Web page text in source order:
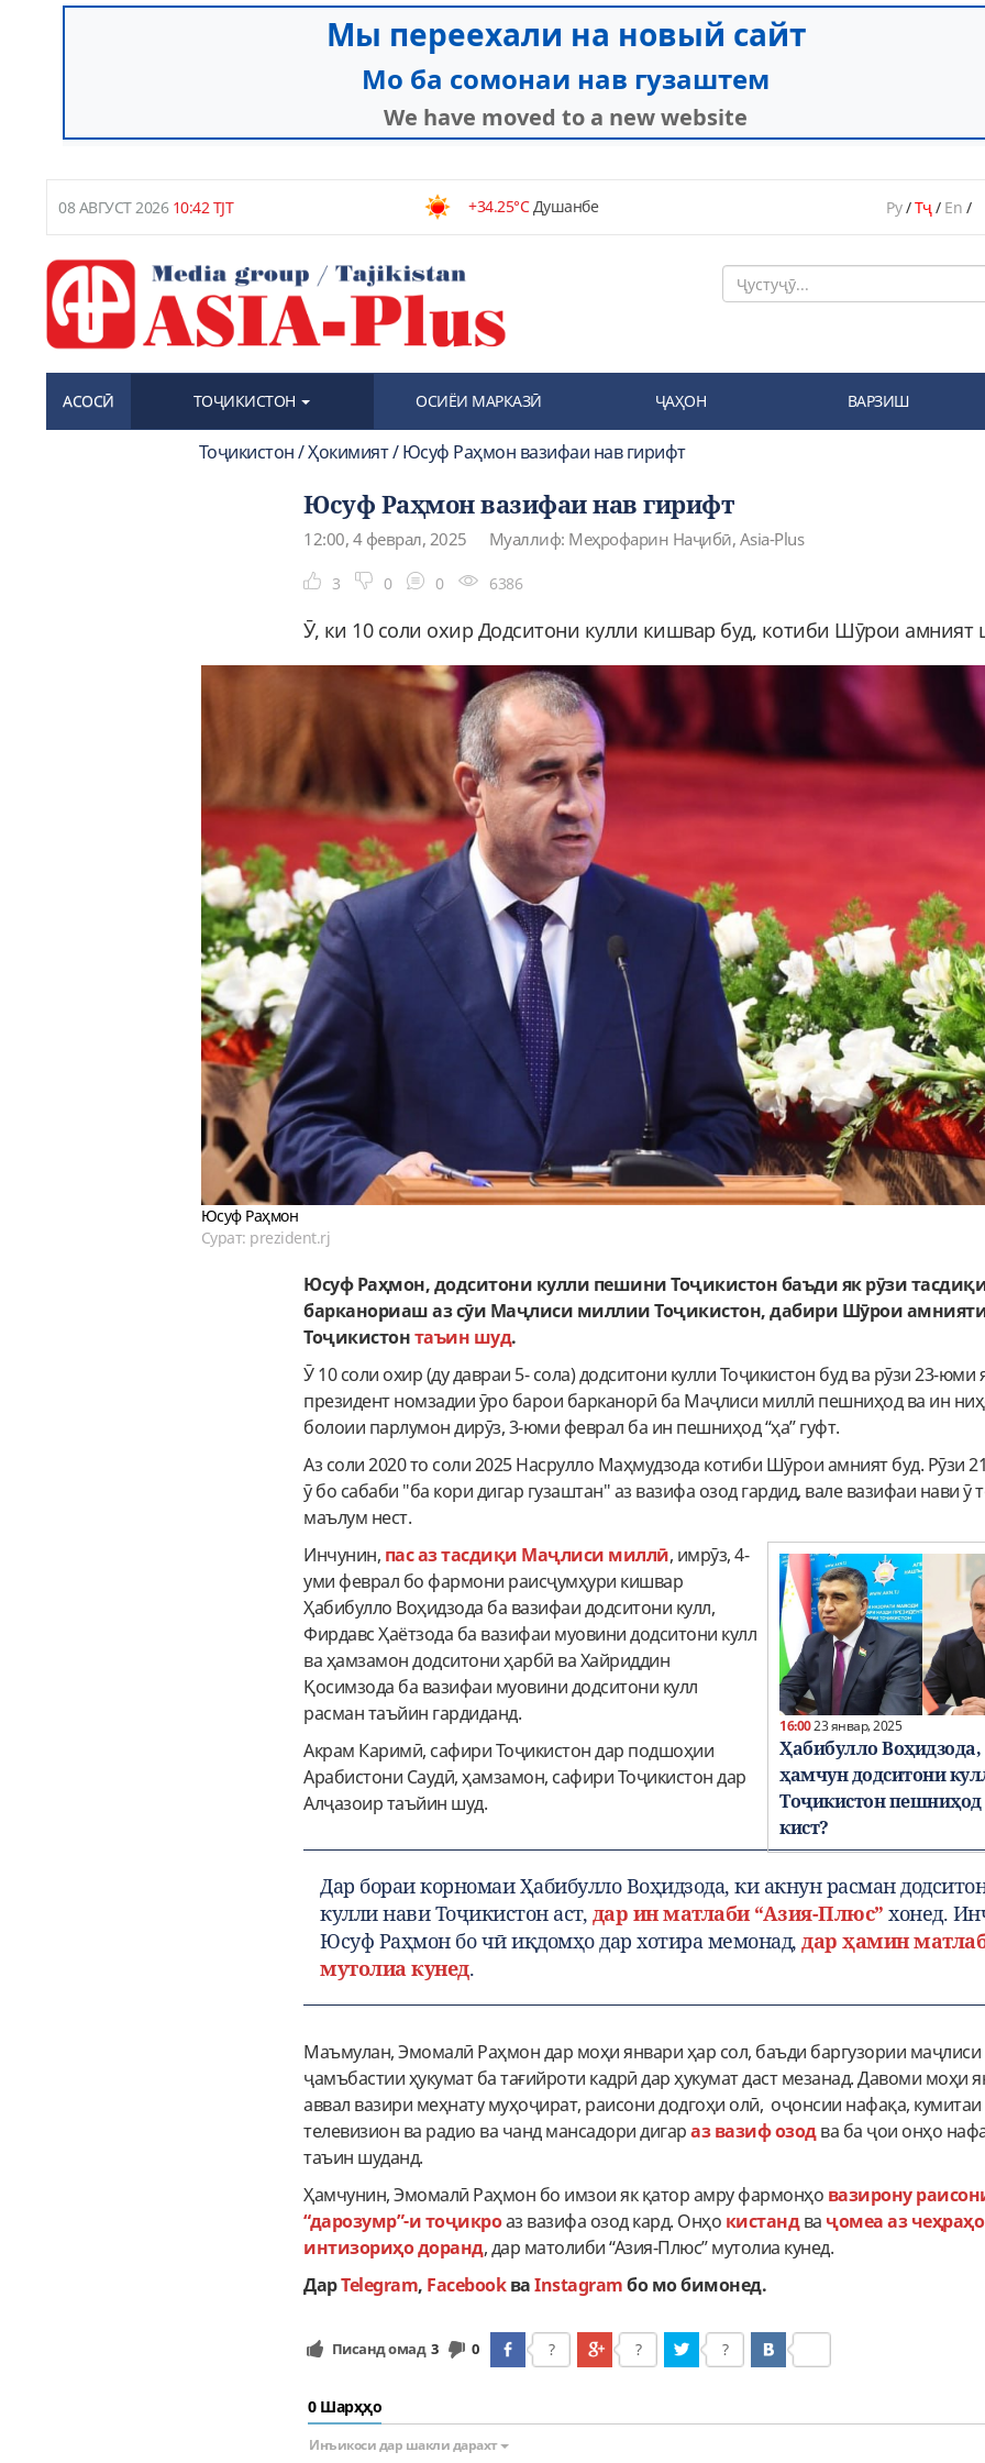
08 АВГУСТ 202610:42 TJT +34.25°CДушанбе Ру/Тҷ/ En /
АСОСӢ ТОҶИКИСТОН ОСИЁИ МАРКАЗӢ ҶАҲОН ВАРЗИШ
Тоҷикистон / Ҳокимият / Юсуф Раҳмон вазифаи нав гирифт
Юсуф Раҳмон вазифаи нав гирифт
12:00, 4 феврал, 2025 Муаллиф: Меҳрофарин Наҷибӣ, Asia-Plus
3 0 0 6386
Ӯ, ки 10 соли охир Додситони кулли кишвар буд, котиби Шӯрои амният
Юсуф Раҳмон
Сурат: prezident.rj
Юсуф Раҳмон, додситони кулли пешини Тоҷикистон баъди як рӯзи
барканориаш аз сӯи Маҷлиси миллии Тоҷикистон, дабири Шӯрои
Тоҷикистонтаъин шуд.
Ӯ 10 соли охир (ду давраи 5- сола) додситони кулли Тоҷикистон буд ва рӯзи 23-юми
президент номзадии ӯро барои барканорӣ ба Маҷлиси миллӣ пешниҳод ва ин
болоии парлумон дирӯз, 3-юми феврал ба ин пешниҳод “ҳа” гуфт.
Аз соли 2020 то соли 2025 Насрулло Маҳмудзода котиби Шӯрои амният буд. Рӯзи
ӯ бо сабаби "ба кори дигар гузаштан" аз вазифа озод гардид, вале вазифаи нави ӯ
маълум нест.
16:0023 январ, 2025
Ҳабибулло Воҳидзода,
ҳамчун додситони
Тоҷикистон
кист?
Инчунин, пас аз тасдиқи Маҷлиси миллӣ, имрӯз, 4-
уми феврал бо фармони раисҷумҳури кишвар
Ҳабибулло Воҳидзода ба вазифаи додситони кулл,
Фирдавс Ҳаётзода ба вазифаи муовини додситони кулл
ва ҳамзамон додситони ҳарбӣ ва Хайриддин
Қосимзода ба вазифаи муовини додситони кулл
расман таъйин гардиданд.
Акрам Каримӣ, сафири Тоҷикистон дар подшоҳии
Арабистони Саудӣ, ҳамзамон, сафири Тоҷикистон дар
Алҷазоир таъйин шуд.
Дар бораи корномаи Ҳабибулло Воҳидзода, ки акнун расман
кулли нави Тоҷикистон аст, дар ин матлаби “Азия-Плюс” хонед.
Юсуф Раҳмон бо чӣ иқдомҳо дар хотира мемонад,дар ҳамин
мутолиа кунед.
Маъмулан, Эмомалӣ Раҳмон дар моҳи январи ҳар сол, баъди баргузории маҷлиси
ҷамъбастии ҳукумат ба тағийроти кадрӣ дар ҳукумат даст мезанад. Давоми моҳи
аввал вазири меҳнату муҳоҷират, раисони додгоҳи олӣ, оҷонсии нафақа, кумитаи
телевизион ва радио ва чанд мансадори дигараз вазиф озодва ба ҷои онҳо
таъин шуданд.
Ҳамчунин, Эмомалӣ Раҳмон бо имзои як қатор амру фармонҳо вазирону
“дарозумр”-и тоҷикроаз вазифа озод кард. Онҳо кистандва ҷомеа аз
интизориҳо доранд, дар матолиби “Азия-Плюс” мутолиа кунед.
ДарTelegram, FacebookваInstagramбо мо бимонед.
Писанд омад 3 0 ? ? ?
0 Шарҳҳо
Инъикоси дар шакли дарахт